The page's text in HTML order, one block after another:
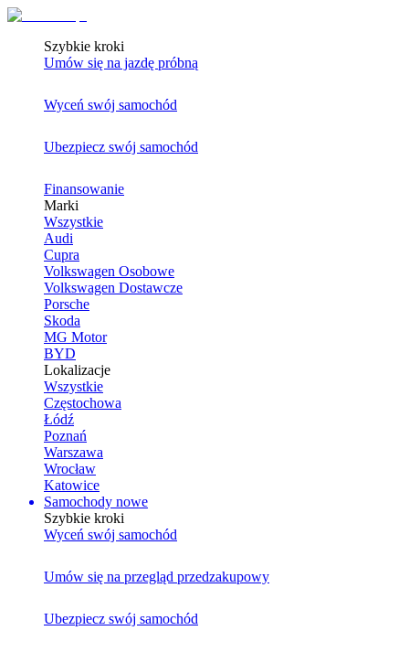
Szybkie kroki
Umów się na jazdę próbną
Wyceń swój samochód
Ubezpiecz swój samochód
Finansowanie
Marki
Wszystkie
Audi
Cupra
Volkswagen Osobowe
Volkswagen Dostawcze
Porsche
Skoda
MG Motor
BYD
Lokalizacje
Wszystkie
Częstochowa
Łódź
Poznań
Warszawa
Wrocław
Katowice
Samochody nowe
Szybkie kroki
Wyceń swój samochód
Umów się na przegląd przedzakupowy
Ubezpiecz swój samochód